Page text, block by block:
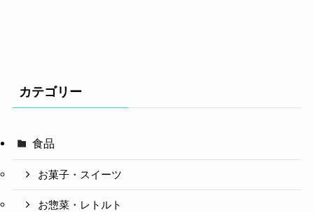
カテゴリー
食品
お菓子・スイーツ
お惣菜・レトルト